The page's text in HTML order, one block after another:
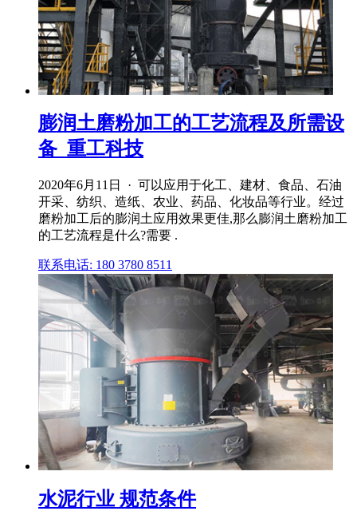
膨润土磨粉加工的工艺流程及所需设
备_重工科技
2020年6月11日 · 可以应用于化工、建材、食品、石油
开采、纺织、造纸、农业、药品、化妆品等行业。经过
磨粉加工后的膨润土应用效果更佳,那么膨润土磨粉加工
的工艺流程是什么?需要 .
联系电话: 180 3780 8511
水泥行业 规范条件